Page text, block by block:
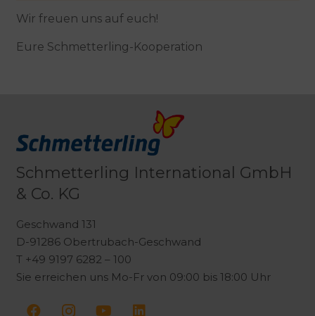
Wir freuen uns auf euch!
Eure Schmetterling-Kooperation
Schmetterling International GmbH
& Co. KG
Geschwand 131
D-91286 Obertrubach-Geschwand
T +49 9197 6282 – 100
Sie erreichen uns Mo-Fr von 09:00 bis 18:00 Uhr